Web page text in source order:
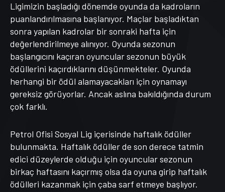
Ligimizin başladığı dönemde oyunda da kadroların
puanlandırılmasına başlanıyor. Maçlar başladıktan
sonra yapılan kadrolar bir sonraki hafta için
değerlendirilmeye alınıyor. Oyunda sezonun
başlangıcını kaçıran oyuncular sezonun büyük
ödüllerini kaçırdıklarını düşünmekteler. Oyunda
herhangi bir ödül alamayacakları için oynamayı
gereksiz görüyorlar. Ancak aslına bakıldığında durum
çok farklı.
Petrol Ofisi Sosyal Lig içerisinde haftalık ödüller
bulunmakta. Haftalık ödüller de son derece tatmin
edici düzeylerde olduğu için oyuncular sezonun
birkaç haftasını kaçırmış olsa da oyuna girip haftalık
ödülleri kazanmak için çaba sarf etmeye başlıyor.